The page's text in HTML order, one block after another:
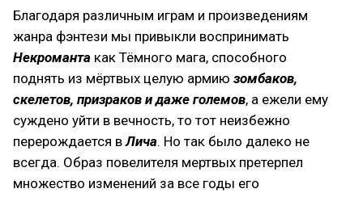
Благодаря различным играм и произведениям
жанра фэнтези мы привыкли воспринимать
Некроманта как Тёмного мага, способного
поднять из мёртвых целую армию зомбаков,
скелетов, призраков и даже големов, а ежели ему
суждено уйти в вечность, то тот неизбежно
перерождается вЛича. Но так было далеко не
всегда. Образ повелителя мертвых претерпел
множество изменений за все годы его